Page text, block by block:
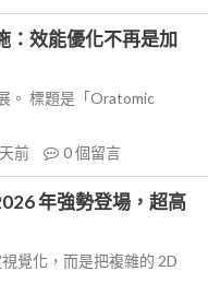
：效能優化不再是加
。 標題是「Oratomic
前 0個留言
年強勢登場，超高
覺化，而是把複雜的 2D